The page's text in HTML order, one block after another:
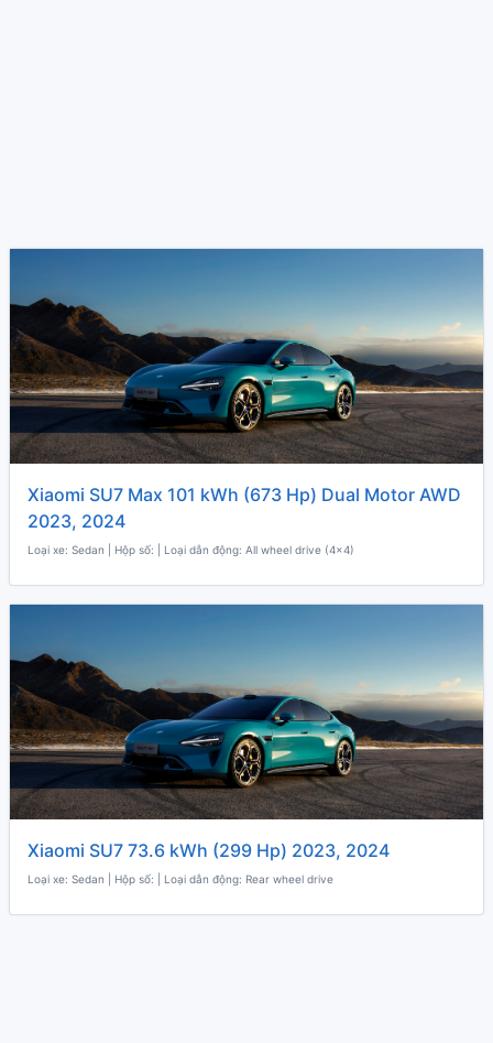
Xiaomi SU7 Max 101 kWh (673 Hp) Dual Motor AWD
2023, 2024
Loại xe: Sedan | Hộp số: | Loại dẫn động: All wheel drive (4x4)
Xiaomi SU7 73.6 kWh (299 Hp) 2023, 2024
Loại xe: Sedan | Hộp số: | Loại dẫn động: Rear wheel drive